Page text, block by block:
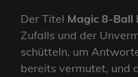
Der Titel Magic 8-Ball
Zufalls und der
schütteln, um
bereits vermutet, und